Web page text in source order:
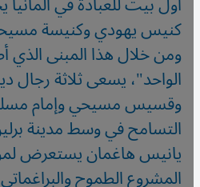
كنيس يهودي وكنيسة
ومن خلال هذا المبنى
الواحد"، يسعى ثلاثة
وقسيس مسيحي وإمام
التسامح في وسط مدينة
يانيس هاغمان يستعرض
المشروع الطموح